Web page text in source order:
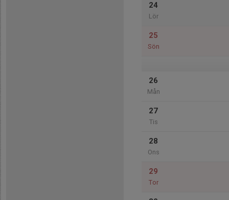
24
Lör
25
Sön
26
Mån
27
Tis
28
Ons
29
Tor